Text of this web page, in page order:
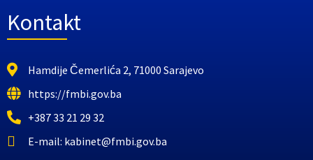
Kontakt
Hamdije Čemerlića 2, 71000 Sarajevo
https://fmbi.gov.ba
+387 33 21 29 32
E-mail: kabinet@fmbi.gov.ba